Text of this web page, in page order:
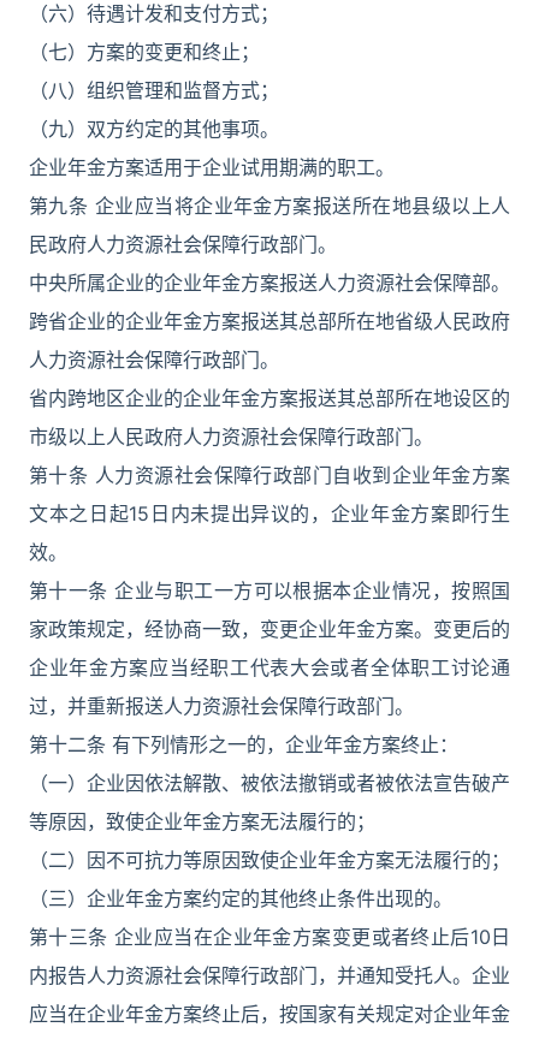
（六）待遇计发和支付方式；
（七）方案的变更和终止；
（八）组织管理和监督方式；
（九）双方约定的其他事项。
企业年金方案适用于企业试用期满的职工。
第九条 企业应当将企业年金方案报送所在地县级以上人
民政府人力资源社会保障行政部门。
中央所属企业的企业年金方案报送人力资源社会保障部。
跨省企业的企业年金方案报送其总部所在地省级人民政府
人力资源社会保障行政部门。
省内跨地区企业的企业年金方案报送其总部所在地设区的
市级以上人民政府人力资源社会保障行政部门。
第十条 人力资源社会保障行政部门自收到企业年金方案
文本之日起15日内未提出异议的，企业年金方案即行生
效。
第十一条 企业与职工一方可以根据本企业情况，按照国
家政策规定，经协商一致，变更企业年金方案。变更后的
企业年金方案应当经职工代表大会或者全体职工讨论通
过，并重新报送人力资源社会保障行政部门。
第十二条 有下列情形之一的，企业年金方案终止：
（一）企业因依法解散、被依法撤销或者被依法宣告破产
等原因，致使企业年金方案无法履行的；
（二）因不可抗力等原因致使企业年金方案无法履行的；
（三）企业年金方案约定的其他终止条件出现的。
第十三条 企业应当在企业年金方案变更或者终止后10日
内报告人力资源社会保障行政部门，并通知受托人。企业
应当在企业年金方案终止后，按国家有关规定对企业年金